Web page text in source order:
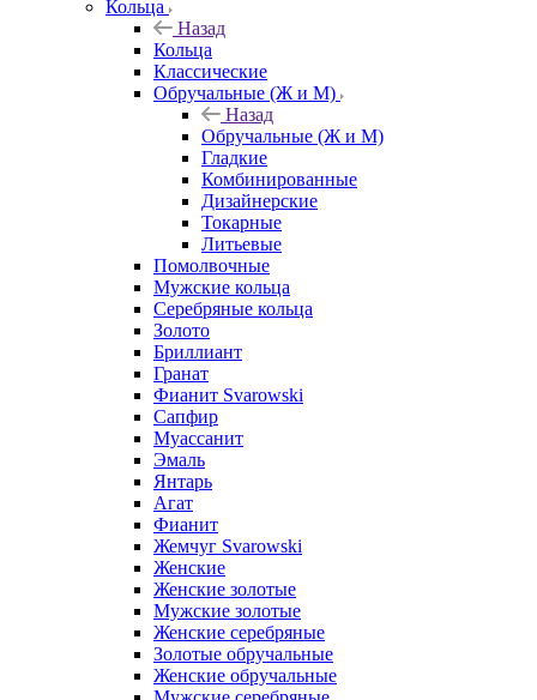
Кольца
Назад
Кольца
Классические
Обручальные (Ж и М)
Назад
Обручальные (Ж и М)
Гладкие
Комбинированные
Дизайнерские
Токарные
Литьевые
Помолвочные
Мужские кольца
Серебряные кольца
Золото
Бриллиант
Гранат
Фианит Svarowski
Сапфир
Муассанит
Эмаль
Янтарь
Агат
Фианит
Жемчуг Svarowski
Женские
Женские золотые
Мужские золотые
Женские серебряные
Золотые обручальные
Женские обручальные